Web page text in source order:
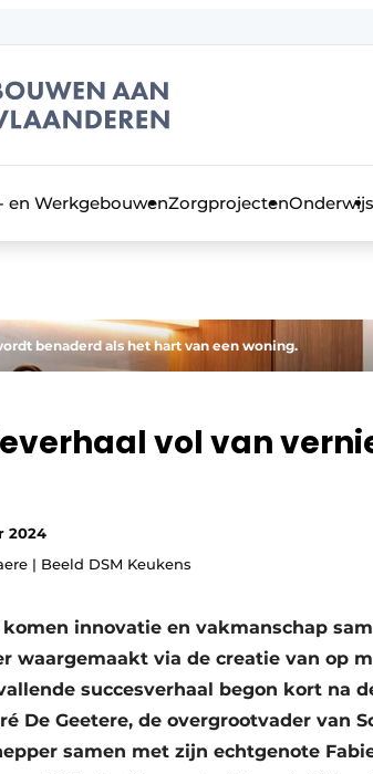
statement
en WerkgebouwenZorgprojectenOnderwijs
benaderd als het hart van een woning.
vol van
2024
| Beeld DSM Keukens
komen innovatie en vakmanschap
waargemaakt via de creatie van op
succesverhaal begon kort na
De Geetere, de overgrootvader van
samen met zijn echtgenote